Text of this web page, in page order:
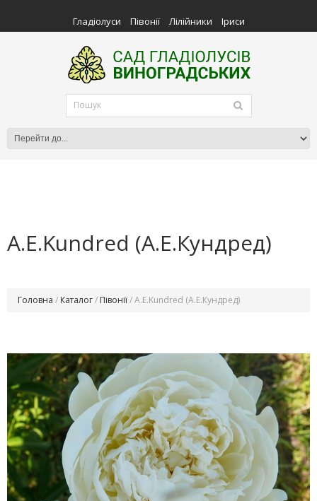
Гладіолуси Півонії Лілійники Іриси
A.E.Kundred (А.Е.Кундред)
Головна / Каталог/ Півонії/ A.E.Kundred (А.Е.Кундред)